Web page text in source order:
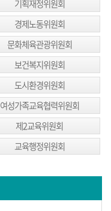
기획재정위원회
경제노동위원회
문화체육관광위원회
보건복지위원회
도시환경위원회
여성가족교육협력위원회
제2교육위원회
교육행정위원회